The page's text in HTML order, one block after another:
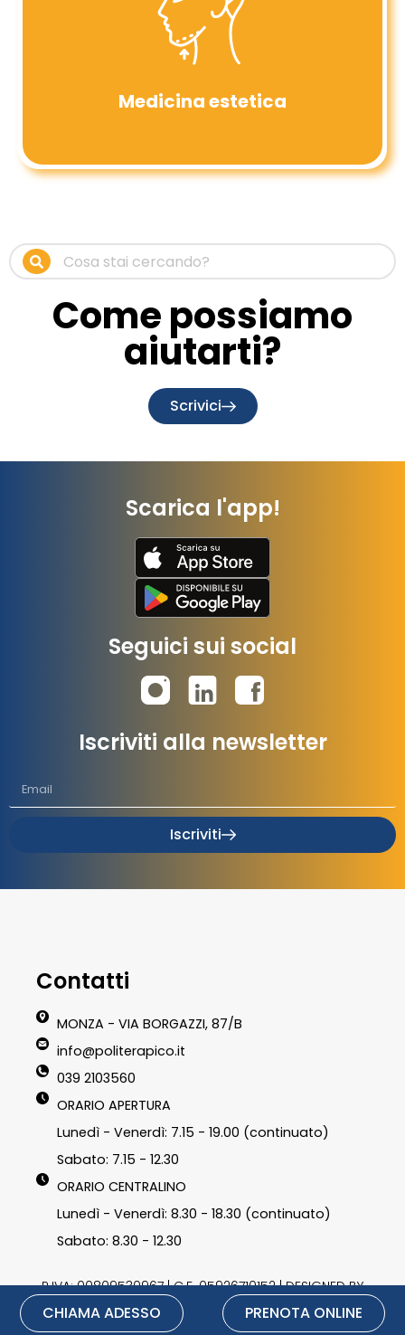
Medicina estetica
Come possiamo
aiutarti?
Scrivici
Scarica l'app!
Seguici sui social
Iscriviti alla newsletter
Iscriviti
Contatti
MONZA - VIA BORGAZZI, 87/B
info@politerapico.it
039 2103560
ORARIO APERTURA
Lunedì - Venerdì: 7.15 - 19.00 (continuato)
Sabato: 7.15 - 12.30
ORARIO CENTRALINO
Lunedì - Venerdì: 8.30 - 18.30 (continuato)
Sabato: 8.30 - 12.30
P.IVA: 00809530967 | C.F. 05926710152 | DESIGNED BY
LU3G.IT|Privacy Policy| Cookie Policy
CHIAMA ADESSO PRENOTA ONLINE